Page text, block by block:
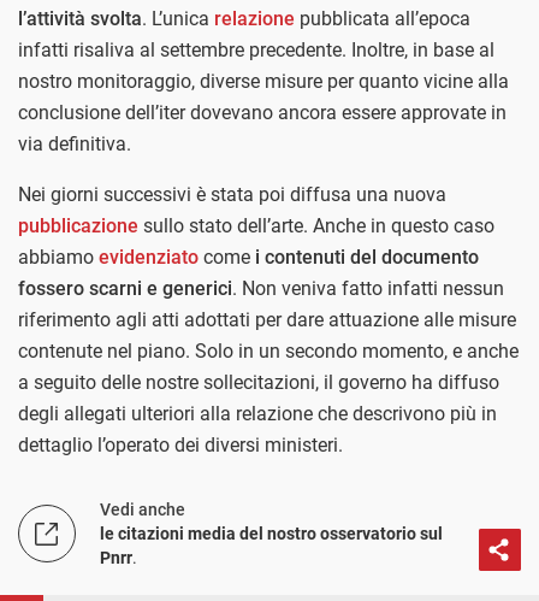
l’attività svolta. L’unica relazione pubblicata all’epoca
infatti risaliva al settembre precedente. Inoltre, in base al
nostro monitoraggio, diverse misure per quanto vicine alla
conclusione dell’iter dovevano ancora essere approvate in
via definitiva.
Nei giorni successivi è stata poi diffusa una nuova
pubblicazione sullo stato dell’arte. Anche in questo caso
abbiamo evidenziato come i contenuti del documento
fossero scarni e generici. Non veniva fatto infatti nessun
riferimento agli atti adottati per dare attuazione alle misure
contenute nel piano. Solo in un secondo momento, e anche
a seguito delle nostre sollecitazioni, il governo ha diffuso
degli allegati ulteriori alla relazione che descrivono più in
dettaglio l’operato dei diversi ministeri.
Vedi anche
le citazioni media del nostro osservatorio sul
Pnrr.